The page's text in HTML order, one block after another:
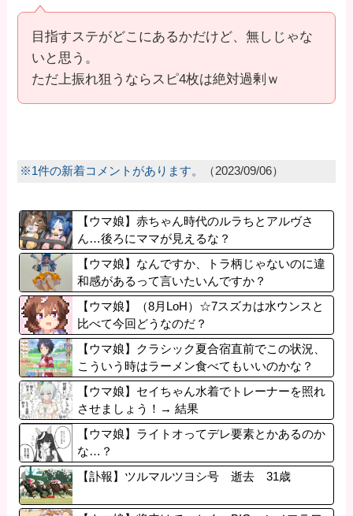
目指すステがどこにあるかだけど、無しじゃな
いと思う。
ただ上振れ狙うならスピ4枚は絶対過剰ｗ
※1件の新着コメントがあります。 （2023/09/06）
【ウマ娘】赤ちゃん時代のルラちとアルヴさ
ん…後ろにママが見えるな？
【ウマ娘】なんですか、トラ柄じゃないのに違
和感があるって言いたいんですか？
【ウマ娘】（8月LoH）☆7スズカは水ウンスと
比べて今回どうなのだ？
【ウマ娘】クラシック夏合宿直前でこの状況、
こういう時はラーメン食べてもいいのかな？
【ウマ娘】セイちゃん水着でトレーナーを照れ
させましょう！→ 結果
【ウマ娘】ライトオってデレ要素とかあるのか
な…？
【訃報】ツルマルツヨシ号 逝去 31歳